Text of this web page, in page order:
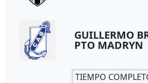
GUILLERMO
PTO MADRYN
TIEMPO